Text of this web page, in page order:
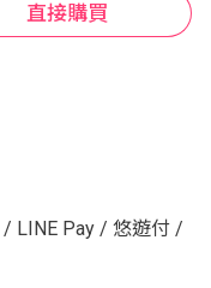
直接購買
/ LINE Pay / 悠遊付 /